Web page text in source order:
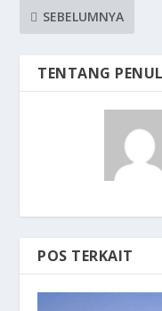
SEBELUMNYA
TENTANG
POS TERKAIT